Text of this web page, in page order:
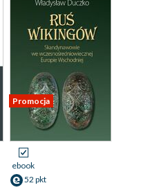
Promocja
ebook
52 pkt